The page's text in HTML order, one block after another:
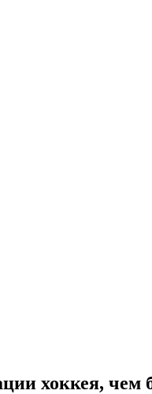
хоккея, чем